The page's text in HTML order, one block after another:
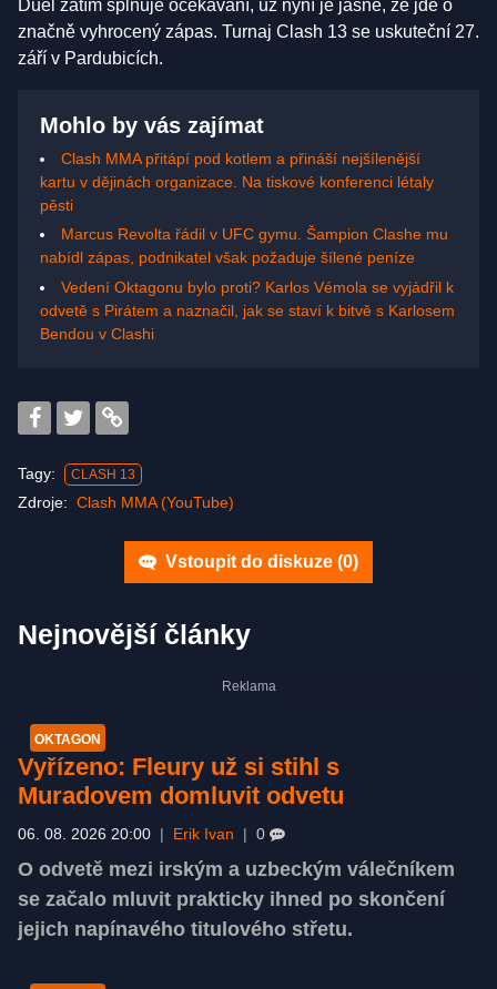
Duel zatím splňuje očekávání, už nyní je jasné, že jde o
značně vyhrocený zápas. Turnaj Clash 13 se uskuteční 27.
září v Pardubicích.
Mohlo by vás zajímat
Clash MMA přitápí pod kotlem a přináší nejšílenější
kartu v dějinách organizace. Na tiskové konferenci létaly
pěsti
Marcus Revolta řádil v UFC gymu. Šampion Clashe mu
nabídl zápas, podnikatel však požaduje šílené peníze
Vedení Oktagonu bylo proti? Karlos Vémola se vyjádřil k
odvetě s Pirátem a naznačil, jak se staví k bitvě s Karlosem
Bendou v Clashi
Tagy: CLASH 13
Zdroje: Clash MMA (YouTube)
Vstoupit do diskuze (0)
Nejnovější články
OKTAGON
Vyřízeno: Fleury už si stihl s
Muradovem domluvit odvetu
06. 08. 2026 20:00 Erik Ivan 0
O odvetě mezi irským a uzbeckým válečníkem
se začalo mluvit prakticky ihned po skončení
jejich napínavého titulového střetu.